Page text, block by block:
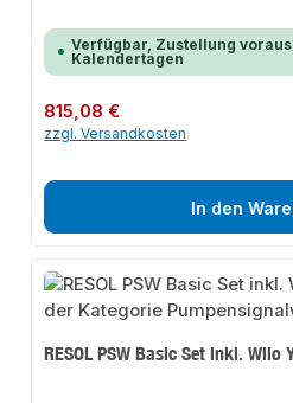
Verfügbar, Zustellung
Kalendertagen
Regulärer Preis:
815,08 €
zzgl. Versandkosten
In den
RESOL PSW Basic Set inkl. Wilo